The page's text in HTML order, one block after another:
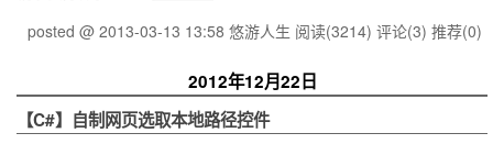
posted @ 2013-03-13 13:58 悠游人生 阅读(3214) 评论(3) 推荐(0)
2012年12月22日
【C#】自制网页选取本地路径控件